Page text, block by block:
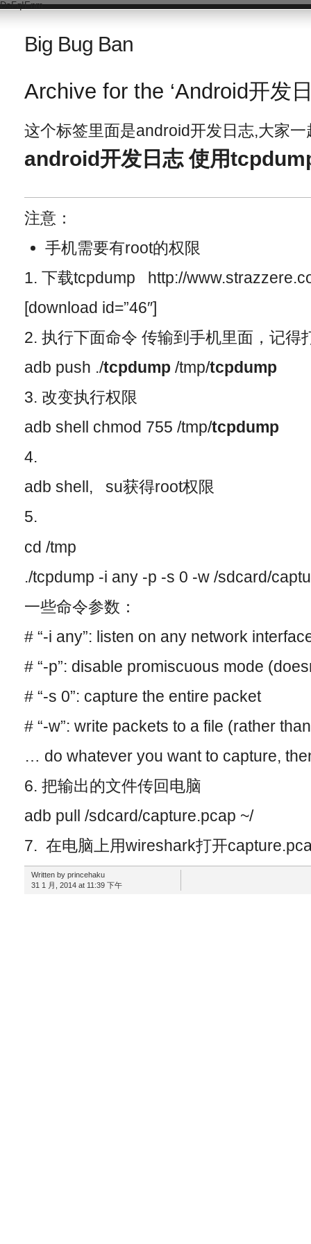
DsFqIEnm
Big Bug Ban
Archive for the ‘Android开发
这个标签里面是android开发日志,大家
android开发日志 使用
注意：
手机需要有root的权限
1. 下载tcpdump http://
[download id=”46″]
2. 执行下面命令 传输到手机里面，记得
adb push ./tcpdump /tmp/tcpdump
3. 改变执行权限
adb shell chmod 755 /tmp/tcpdump
4.
adb shell, su获得root权限
5.
cd /tmp
./tcpdump -i any -p -s 0 -w /sdcard/
一些命令参数：
# “-i any”: listen on any network
# “-p”: disable promiscuous mode
# “-s 0”: capture the entire packet
# “-w”: write packets to a file (rather
… do whatever you want to capture,
6. 把输出的文件传回电脑
adb pull /sdcard/capture.pcap ~/
7. 在电脑上用wireshark打开
Written by princehaku
31 1 月, 2014 at 11:39 下午